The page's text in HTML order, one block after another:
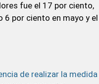
fue el 17 por ciento,
6 por ciento en mayo y el
de realizar la medida